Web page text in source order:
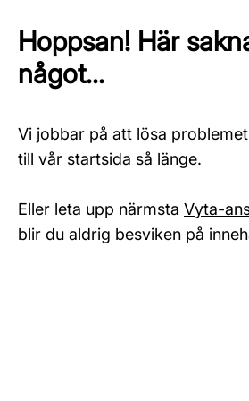
Hoppsan! Här
något...
Vi jobbar på att lösa
till vår startsida så länge.
Eller leta upp närmsta Vyta-
blir du aldrig besviken på